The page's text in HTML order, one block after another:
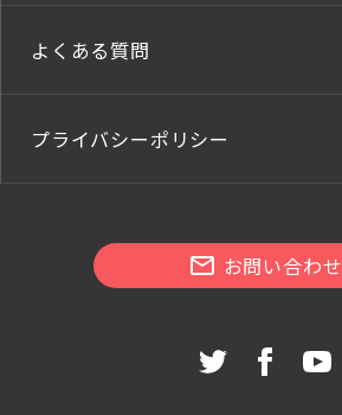
よくある質問
プライバシーポリシー
お問い合わせ